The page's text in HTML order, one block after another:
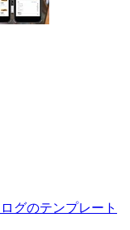
グのテンプレート